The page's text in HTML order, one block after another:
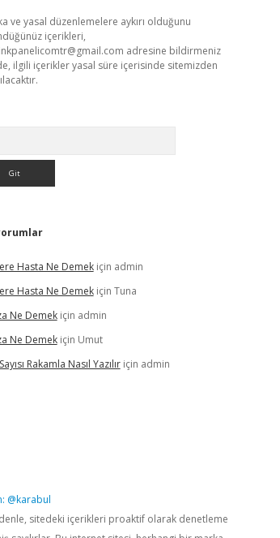
ve yasal düzenlemelere aykırı olduğunu
içerikleri,
adresine bildirmeniz
ilgili içerikler yasal süre içerisinde sitemizden
Hasta Ne Demekiçin admin
Hasta Ne Demekiçin Tuna
Ne Demekiçin admin
Ne Demekiçin Umut
Rakamla Nasıl Yazılıriçin admin
@karabul
sitedeki içerikleri proaktif olarak denetleme